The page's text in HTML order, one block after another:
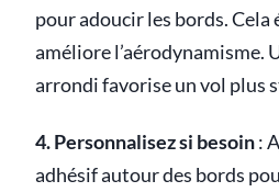
pour adoucir les bords. Cela
améliore l’aérodynamisme.
arrondi favorise un vol plus
4. Personnalisez si besoin:
adhésif autour des bords